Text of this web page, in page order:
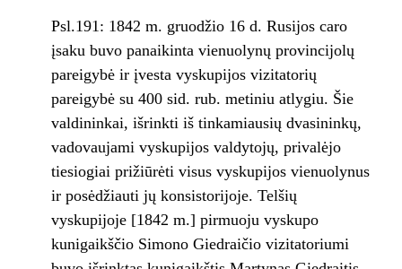
Psl.191: 1842 m. gruodžio 16 d. Rusijos caro
įsaku buvo panaikinta vienuolynų provincijolų
pareigybė ir įvesta vyskupijos vizitatorių
pareigybė su 400 sid. rub. metiniu atlygiu. Šie
valdininkai, išrinkti iš tinkamiausių dvasininkų,
vadovaujami vyskupijos valdytojų, privalėjo
tiesiogiai prižiūrėti visus vyskupijos vienuolynus
ir posėdžiauti jų konsistorijoje. Telšių
vyskupijoje [1842 m.] pirmuoju vyskupo
kunigaikščio Simono Giedraičio vizitatoriumi